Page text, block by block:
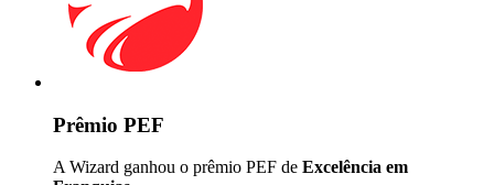
Prêmio PEF
A Wizard ganhou o prêmio PEF de Excelência em